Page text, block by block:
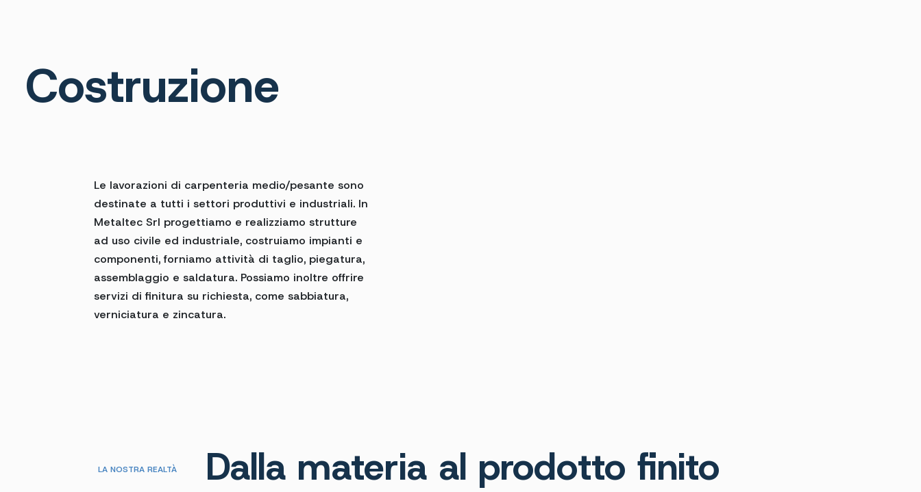
Costruzione
Le lavorazioni di carpenteria medio/pesante sono
destinate a tutti i settori produttivi e industriali. In
Metaltec Srl progettiamo e realizziamo strutture
ad uso civile ed industriale, costruiamo impianti e
componenti, forniamo attività di taglio, piegatura,
assemblaggio e saldatura. Possiamo inoltre offrire
servizi di finitura su richiesta, come sabbiatura,
verniciatura e zincatura.
LA NOSTRA REALTÀ Dalla materia al prodotto finito